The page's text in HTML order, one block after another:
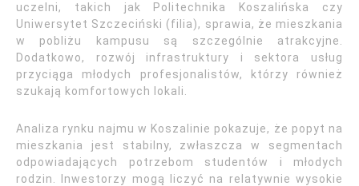
uczelni, takich jak Politechnika Koszalińska czy
Uniwersytet Szczeciński (filia), sprawia, że mieszkania
w pobliżu kampusu są szczególnie atrakcyjne.
Dodatkowo, rozwój infrastruktury i sektora usług
przyciąga młodych profesjonalistów, którzy również
szukają komfortowych lokali.
Analiza rynku najmu w Koszalinie pokazuje, że popyt na
mieszkania jest stabilny, zwłaszcza w segmentach
odpowiadających potrzebom studentów i młodych
rodzin. Inwestorzy mogą liczyć na relatywnie wysokie